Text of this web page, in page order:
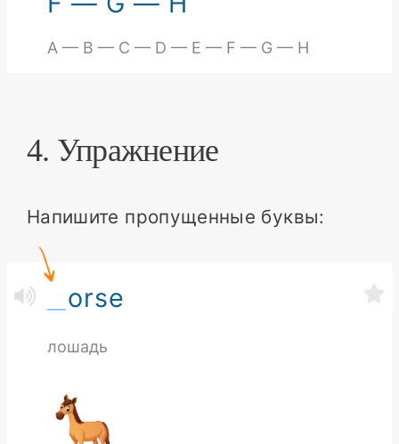
A — B — C — D — E — F — G — H
4. Упражнение
Напишите пропущенные буквы:
orse
лошадь